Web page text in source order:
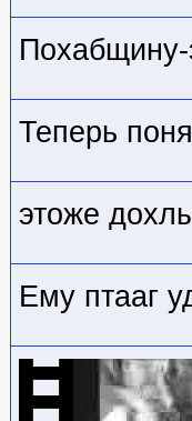
Похабщину-
Теперь
этоже
Ему птааг